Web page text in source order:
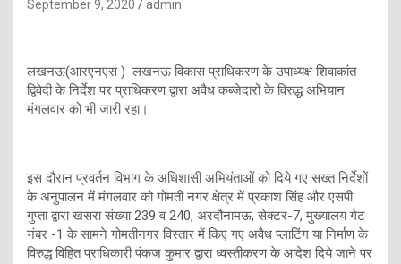
September 9, 2020 admin
लखनऊ(आरएनएस ) लखनऊ विकास प्राधिकरण के उपाध्‍यक्ष शिवाकांत
द्विवेदी के निर्देश पर प्राधिकरण द्वारा अवैध कब्‍जेदारों के विरुद्ध अभियान
मंगलवार को भी जारी रहा।
इस दौरान प्रवर्तन विभाग के अधिशासी अभियंताओं को दिये गए सख्‍त निर्देशों
के अनुपालन में मंगलवार को गोमती नगर क्षेत्र में प्रकाश सिंह और एसपी
गुप्‍ता द्वारा खसरा संख्या 239 व 240, अरदौनामऊ, सेक्टर-7, मुख्यालय गेट
नंबर -1 के सामने गोमतीनगर विस्तार में किए गए अवैध प्‍लाटिंग या निर्माण के
विरुद्ध विहित प्राधिकारी पंकज कुमार द्वारा ध्वस्तीकरण के आदेश दिये जाने पर